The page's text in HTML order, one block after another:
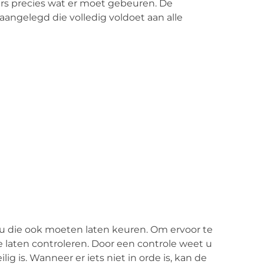
precies wat er moet gebeuren. De
die volledig voldoet aan alle
die ook moeten laten keuren. Om ervoor te
laten controleren. Door een controle weet u
is. Wanneer er iets niet in orde is, kan de